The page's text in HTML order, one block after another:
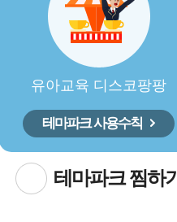
유아교육 디스코팡팡
테마파크 사용수칙
테마파크 찜하기